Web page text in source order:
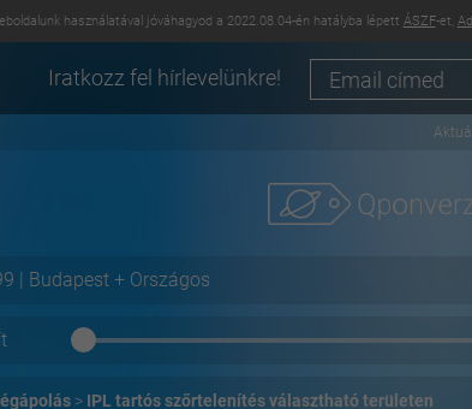
használatával jóváhagyod a 2022.08.04-én hatályba lépett ÁSZF-et,
Iratkozz fel hírlevelünkre!
| Budapest + Országos
IPL tartós szőrtelenítés választható területen